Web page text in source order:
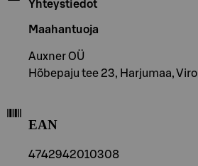
Yhteystiedot
Maahantuoja
Auxner OÜ
Hõbepaju tee 23, Harjumaa, Viro
EAN
4742942010308